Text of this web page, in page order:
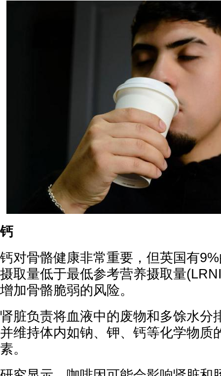
钙
钙对骨骼健康非常重要，但英国有
摄取量低于最低参考营养摄取量
增加骨骼脆弱的风险。
肾脏负责将血液中的废物和多馀水分
并维持体内如钠、钾、钙等化学物质
素。